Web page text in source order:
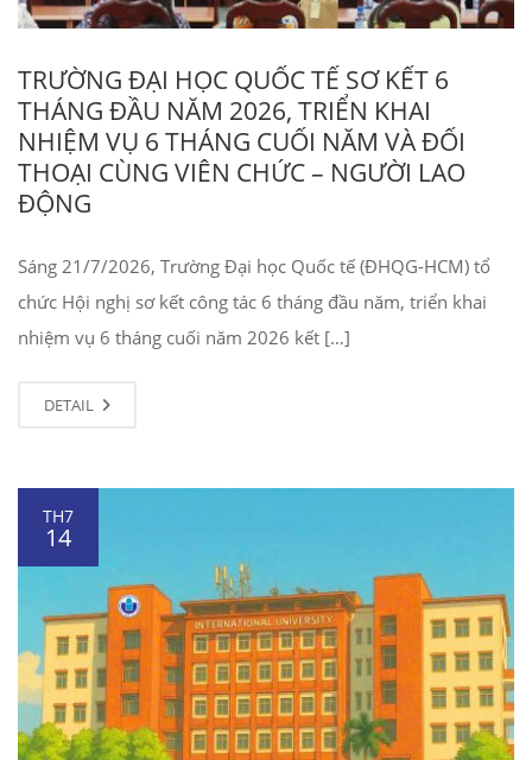
TRƯỜNG ĐẠI HỌC QUỐC TẾ SƠ KẾT 6
THÁNG ĐẦU NĂM 2026, TRIỂN KHAI
NHIỆM VỤ 6 THÁNG CUỐI NĂM VÀ ĐỐI
THOẠI CÙNG VIÊN CHỨC – NGƯỜI LAO
ĐỘNG
Sáng 21/7/2026, Trường Đại học Quốc tế (ĐHQG-HCM) tổ
chức Hội nghị sơ kết công tác 6 tháng đầu năm, triển khai
nhiệm vụ 6 tháng cuối năm 2026 kết […]
DETAIL
TH7
14